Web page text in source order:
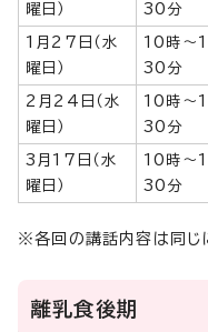
曜日）
30分
1月27日（水
曜日）
10時～
30分
2月24日（水
曜日）
10時～
30分
3月17日（水
曜日）
10時～
30分
※各回の講話内容は同じ
離乳食後期